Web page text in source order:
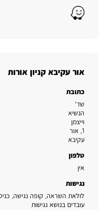
Waze
אור עקיבא קניון אורות
כתובת
שד'
הנשיא
וייצמן
1
, אור
עקיבא
טלפון
אין
נגישות
לולאת השראה, קופה נגישה,
עובדים בנושא נגישות